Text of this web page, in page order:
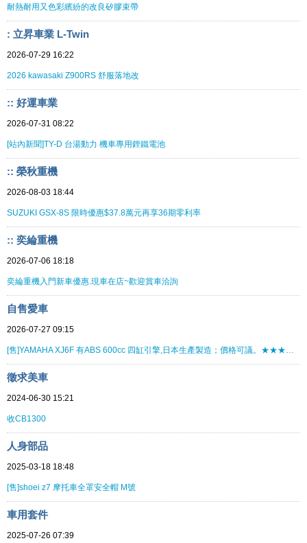
耐熱耐用又色彩繽紛的改良矽膠束帶
: 立昇車業 L-Twin
2026-07-29 16:22
2026 kawasaki Z900RS 舒服落地改
:: 好運車業
2026-07-31 08:22
[站內新聞]TY-D 台湯動力 機車專用鋰鐵電池
:: 榮秋重機
2026-08-03 18:44
SUZUKI GSX-8S 限時優惠$37.8萬元再享36期零利率
:: 奕綸重機
2026-07-06 18:18
奕綸重機入門新車優惠.現車在店~歡迎賞車洽詢
自售愛車
2026-07-27 09:15
[售]YAMAHA XJ6F 有ABS 600cc 四缸引擎,日本生產製造；價格可議。★★★★★★★★
徵求美車
2024-06-30 15:21
收CB1300
人身部品
2025-03-18 18:48
[售]shoei z7 摩托車全罩安全帽 M號
車用套件
2025-07-26 07:39